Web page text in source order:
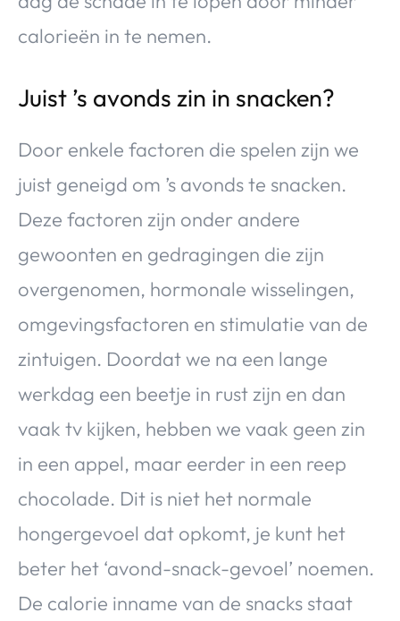
calorieën in te nemen.
Juist ’s avonds zin in snacken?
Door enkele factoren die spelen zijn we
juist geneigd om ’s avonds te snacken.
Deze factoren zijn onder andere
gewoonten en gedragingen die zijn
overgenomen, hormonale wisselingen,
omgevingsfactoren en stimulatie van de
zintuigen. Doordat we na een lange
werkdag een beetje in rust zijn en dan
vaak tv kijken, hebben we vaak geen zin
in een appel, maar eerder in een reep
chocolade. Dit is niet het normale
hongergevoel dat opkomt, je kunt het
beter het ‘avond-snack-gevoel’ noemen.
De calorie inname van de snacks staat